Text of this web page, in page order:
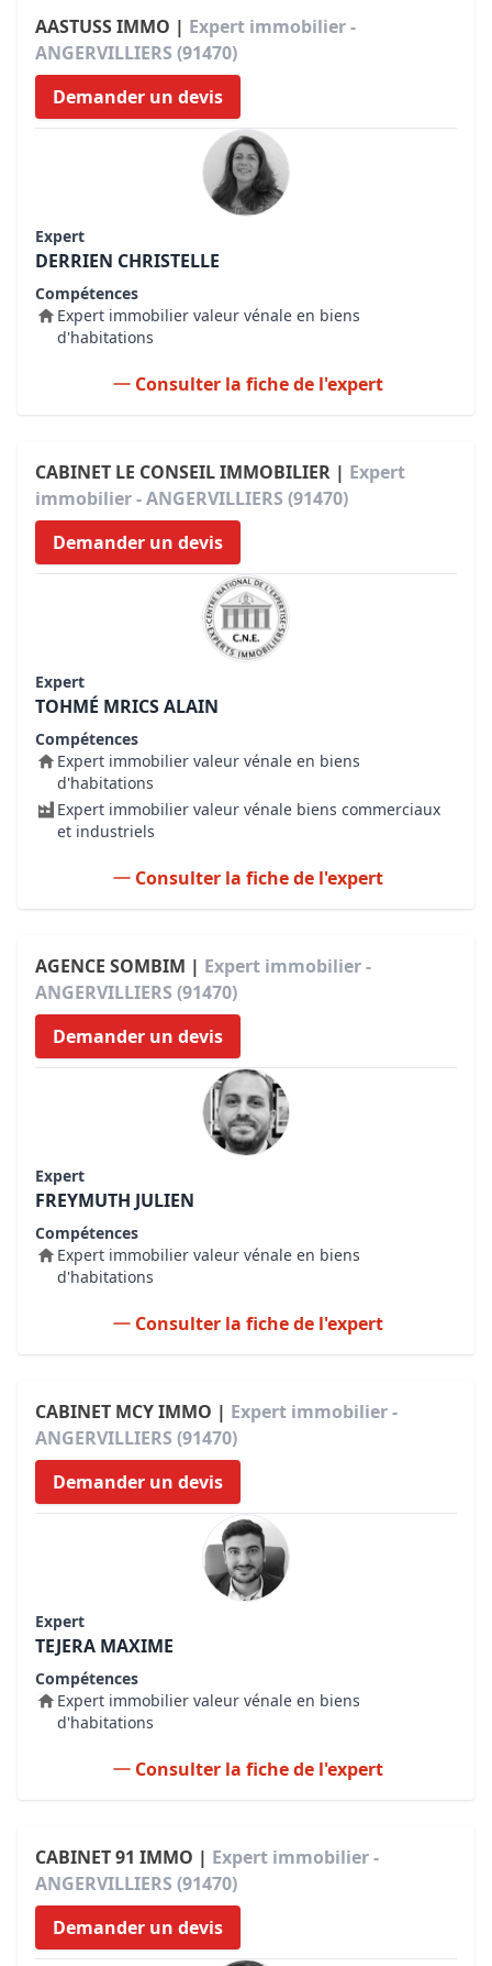
AASTUSS IMMO | Expert immobilier -
ANGERVILLIERS (91470)
Demander un devis
Expert
DERRIEN CHRISTELLE
Compétences
Expert immobilier valeur vénale en biens
d'habitations
Consulter la fiche de l'expert
CABINET LE CONSEIL IMMOBILIER | Expert
immobilier - ANGERVILLIERS (91470)
Demander un devis
Expert
TOHMÉ MRICS ALAIN
Compétences
Expert immobilier valeur vénale en biens
d'habitations
Expert immobilier valeur vénale biens commerciaux
et industriels
Consulter la fiche de l'expert
AGENCE SOMBIM | Expert immobilier -
ANGERVILLIERS (91470)
Demander un devis
Expert
FREYMUTH JULIEN
Compétences
Expert immobilier valeur vénale en biens
d'habitations
Consulter la fiche de l'expert
CABINET MCY IMMO | Expert immobilier -
ANGERVILLIERS (91470)
Demander un devis
Expert
TEJERA MAXIME
Compétences
Expert immobilier valeur vénale en biens
d'habitations
Consulter la fiche de l'expert
CABINET 91 IMMO | Expert immobilier -
ANGERVILLIERS (91470)
Demander un devis